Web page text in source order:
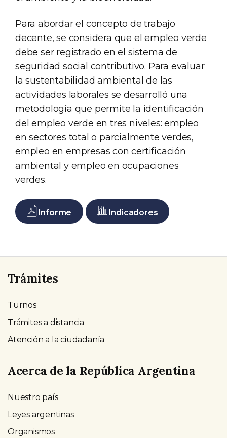
Para abordar el concepto de trabajo
decente, se considera que el empleo verde
debe ser registrado en el sistema de
seguridad social contributivo. Para evaluar
la sustentabilidad ambiental de las
actividades laborales se desarrolló una
metodología que permite la identificación
del empleo verde en tres niveles: empleo
en sectores total o parcialmente verdes,
empleo en empresas con certificación
ambiental y empleo en ocupaciones
verdes.
Informe Indicadores
Trámites
Turnos
Trámites a distancia
Atención a la ciudadanía
Acerca de la República Argentina
Nuestro país
Leyes argentinas
Organismos